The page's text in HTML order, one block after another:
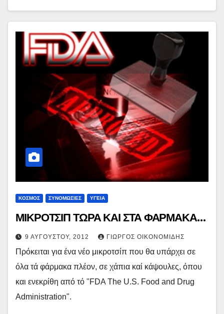
ΚΟΣΜΟΣ ΣΥΝΟΜΩΣΙΕΣ ΥΓΕΙΑ
ΜΙΚΡΟΤΣΙΠ ΤΩΡΑ ΚΑΙ ΣΤΑ ΦΑΡΜΑΚΑ…
9 ΑΥΓΟΎΣΤΟΥ, 2012 ΓΙΏΡΓΟΣ ΟΙΚΟΝΟΜΊΔΗΣ
Πρόκειται για ένα νέο μικροτσίπ που θα υπάρχει σε
όλα τά φάρμακα πλέον, σε χάπια καί κάψουλες, όπου
και ενεκρίθη από τό "FDA The U.S. Food and Drug
Administration".